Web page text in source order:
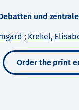
und
; Krekel,
Order the print